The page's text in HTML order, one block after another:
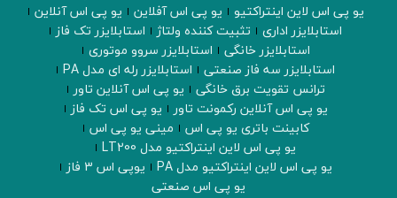
یو پی اس لاین اینتراکتیو یو پی اس آفلاین یو پی اس آنلاین
استابلایزر اداری تثبیت کننده ولتاژ استابلایزر تک فاز
استابلایزر خانگی استابلایزر سروو موتوری
استابلایزر سه فاز صنعتی استابلایزر رله ای مدل PA
ترانس تقویت برق خانگی یو پی اس آنلاین تاور
یو پی اس آنلاین رکمونت تاور یو پی اس تک فاز
کابینت باتری یو پی اس مینی یو پی اس
یو پی اس لاین اینتراکتیو مدل LT200
یو پی اس لاین اینتراکتیو مدل PA
یوپی اس 3 فاز
یو پی اس صنعتی